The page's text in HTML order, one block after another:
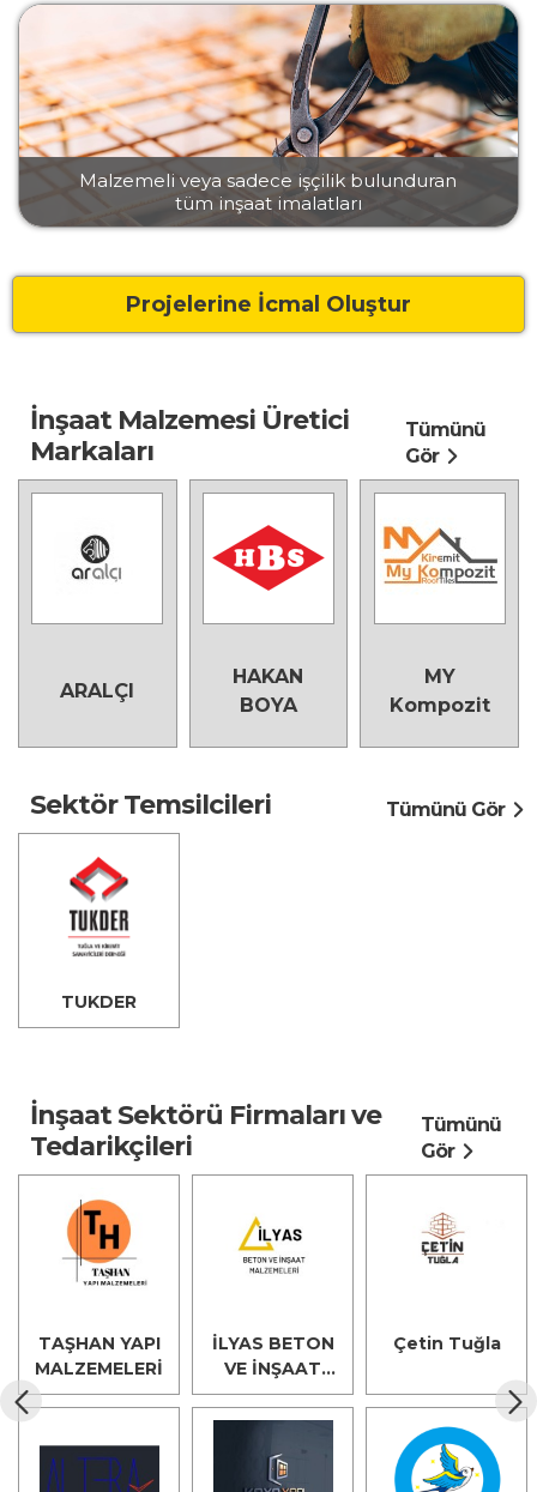
Malzemeli veya sadece işçilik bulunduran
tüm inşaat imalatları
Projelerine İcmal Oluştur
İnşaat Malzemesi Üretici
Markaları
Tümünü
Gör
ARALÇI
HAKAN
BOYA
MY
Kompozit
Sektör Temsilcileri Tümünü Gör
TUKDER
İnşaat Sektörü Firmaları ve
Tedarikçileri
Tümünü
Gör
TAŞHAN YAPI
MALZEMELERİ
İLYAS BETON
VE İNŞAAT
MALZEMELERİ
Çetin Tuğla